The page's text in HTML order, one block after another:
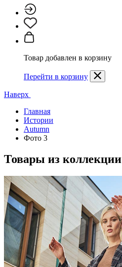
Товар добавлен в корзину
Перейти в корзину
Наверх
Главная
Истории
Autumn
Фото 3
Товары из коллекции